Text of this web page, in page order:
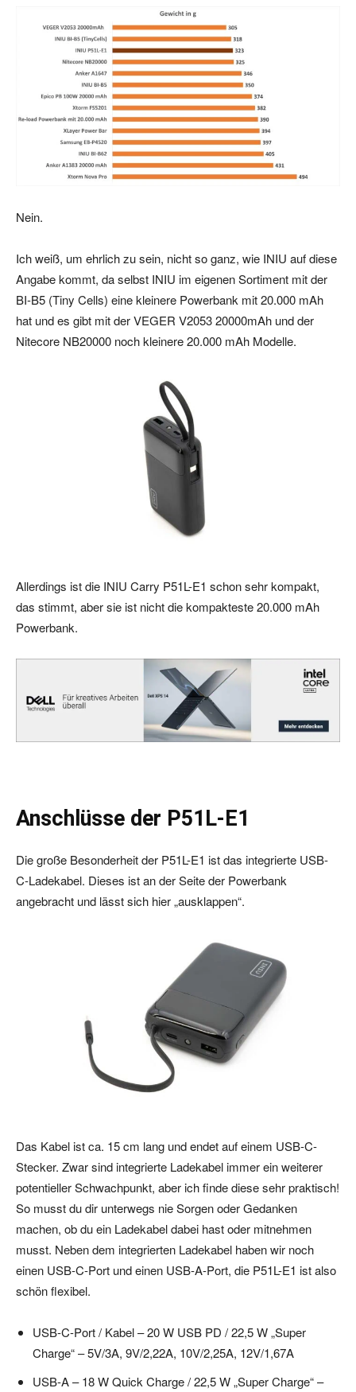
Nein.
Ich weiß, um ehrlich zu sein, nicht so ganz, wie INIU auf diese
Angabe kommt, da selbst INIU im eigenen Sortiment mit der
BI-B5 (Tiny Cells) eine kleinere Powerbank mit 20.000 mAh
hat und es gibt mit der VEGER V2053 20000mAh und der
Nitecore NB20000 noch kleinere 20.000 mAh Modelle.
Allerdings ist die INIU Carry P51L-E1 schon sehr kompakt,
das stimmt, aber sie ist nicht die kompakteste 20.000 mAh
Powerbank.
Anschlüsse der P51L-E1
Die große Besonderheit der P51L-E1 ist das integrierte USB-
C-Ladekabel. Dieses ist an der Seite der Powerbank
angebracht und lässt sich hier „ausklappen“.
Das Kabel ist ca. 15 cm lang und endet auf einem USB-C-
Stecker. Zwar sind integrierte Ladekabel immer ein weiterer
potentieller Schwachpunkt, aber ich finde diese sehr praktisch!
So musst du dir unterwegs nie Sorgen oder Gedanken
machen, ob du ein Ladekabel dabei hast oder mitnehmen
musst. Neben dem integrierten Ladekabel haben wir noch
einen USB-C-Port und einen USB-A-Port, die P51L-E1 ist also
schön flexibel.
USB-C-Port / Kabel – 20 W USB PD / 22,5 W „Super
Charge“ – 5V/3A, 9V/2,22A, 10V/2,25A, 12V/1,67A
USB-A – 18 W Quick Charge / 22,5 W „Super Charge“ –